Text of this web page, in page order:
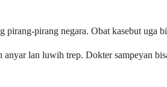
pirang negara. Obat kasebut uga
lan luwih trep. Dokter sampeyan